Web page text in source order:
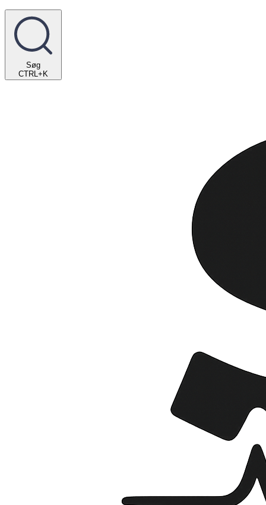
Søg
CTRL+K